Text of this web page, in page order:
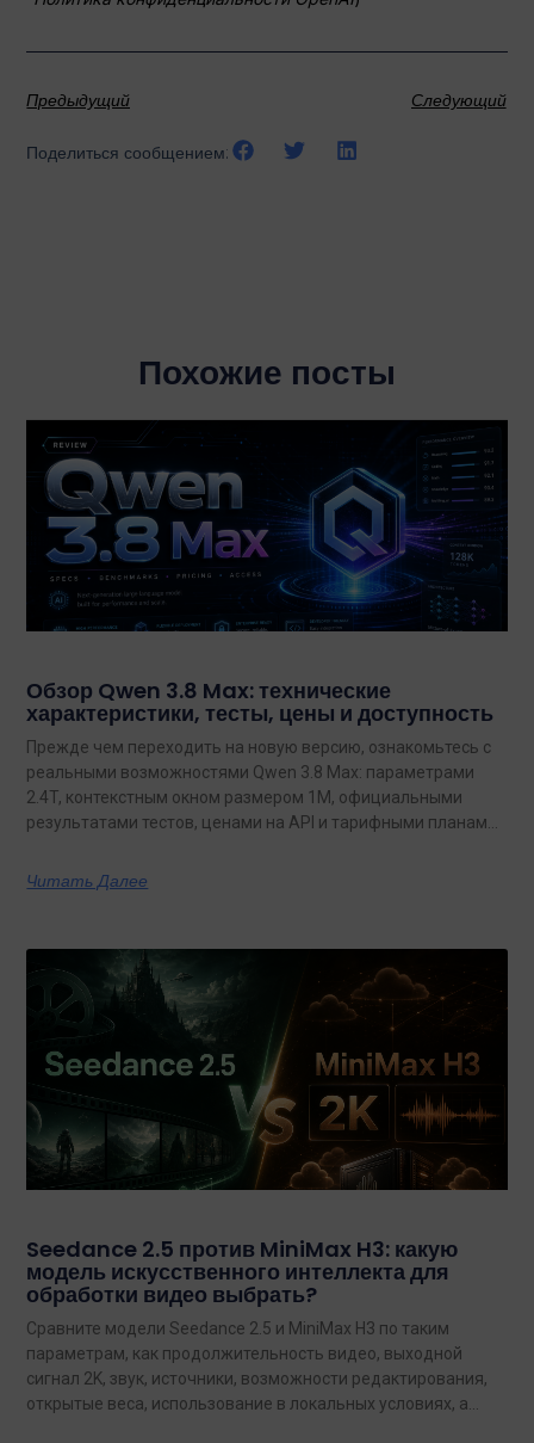
Предыдущий Следующий
Поделиться сообщением:
Похожие посты
Обзор Qwen 3.8 Max: технические
характеристики, тесты, цены и доступность
Прежде чем переходить на новую версию, ознакомьтесь с
реальными возможностями Qwen 3.8 Max: параметрами
2.4T, контекстным окном размером 1M, официальными
результатами тестов, ценами на API и тарифными планами
Читать Далее
Seedance 2.5 против MiniMax H3: какую
модель искусственного интеллекта для
обработки видео выбрать?
Сравните модели Seedance 2.5 и MiniMax H3 по таким
параметрам, как продолжительность видео, выходной
сигнал 2K, звук, источники, возможности редактирования,
открытые веса, использование в локальных условиях, а